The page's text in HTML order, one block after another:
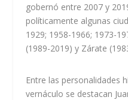
gobernó entre 2007 y
políticamente algunas
1929; 1958-1966; 1973-
(1989-2019) y Zárate
Entre las personalidades
vernáculo se destacan